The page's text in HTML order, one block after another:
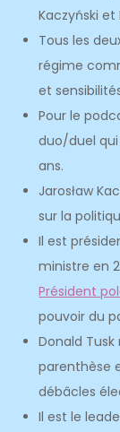
Kaczyński et
Tous les
régime
et
Pour le
duo/duel
ans.
Jarosław
sur la
Il est
ministre en
Président
pouvoir du
Donald
parenthèse
débâcles
Il est le